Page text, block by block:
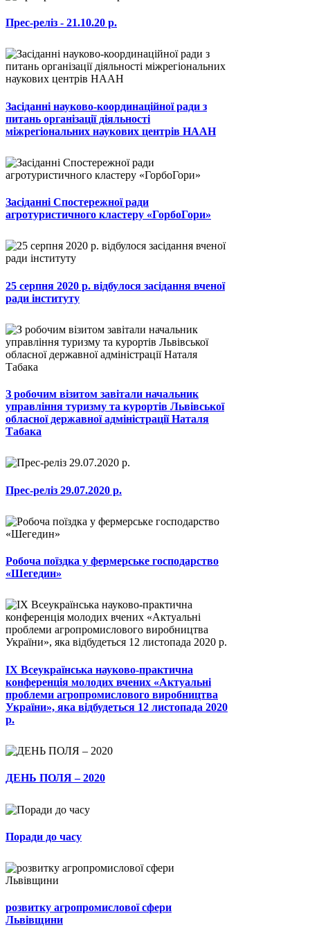
Прес-реліз - 21.10.20 р.
Засіданні науково-координаційної ради з
питань організації діяльності
міжрегіональних наукових центрів НААН
Засіданні Спостережної ради
агротуристичного кластеру «ГорбоГори»
25 серпня 2020 р. відбулося засідання вченої
ради інституту
З робочим візитом завітали начальник
управління туризму та курортів Львівської
обласної державної адміністрації Наталя
Табака
Прес-реліз 29.07.2020 р.
Робоча поїздка у фермерське господарство
«Шегедин»
ІХ Всеукраїнська науково-практична
конференція молодих вчених «Актуальні
проблеми агропромислового виробництва
України», яка відбудеться 12 листопада 2020
р.
ДЕНЬ ПОЛЯ – 2020
Поради до часу
розвитку агропромислової сфери
Львівщини